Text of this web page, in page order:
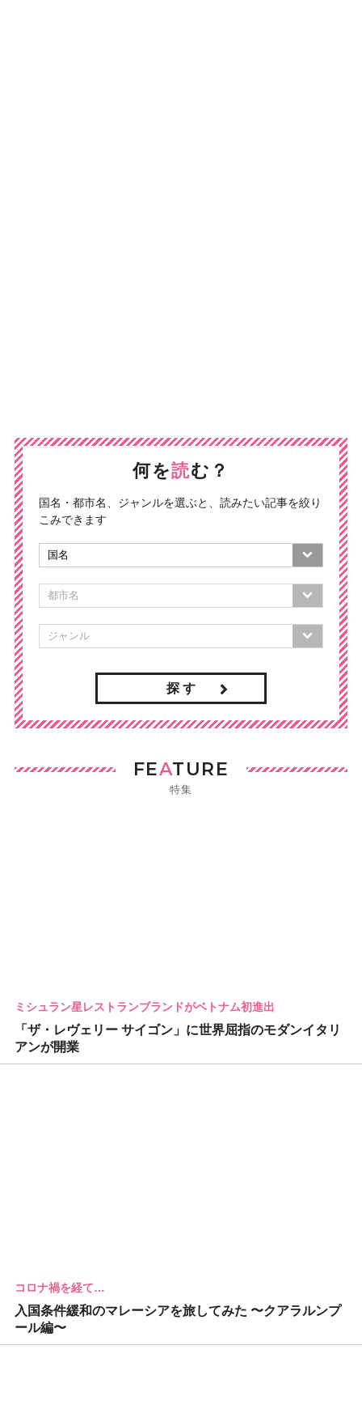
何を読む？
国名・都市名、ジャンルを選ぶと、読みたい記事を絞り
こみできます
探 す
FEATURE
特集
ミシュラン星レストランブランドがベトナム初進出
「ザ・レヴェリー サイゴン」に世界屈指のモダンイタリ
アンが開業
コロナ禍を経て…
入国条件緩和のマレーシアを旅してみた 〜クアラルンプ
ール編〜